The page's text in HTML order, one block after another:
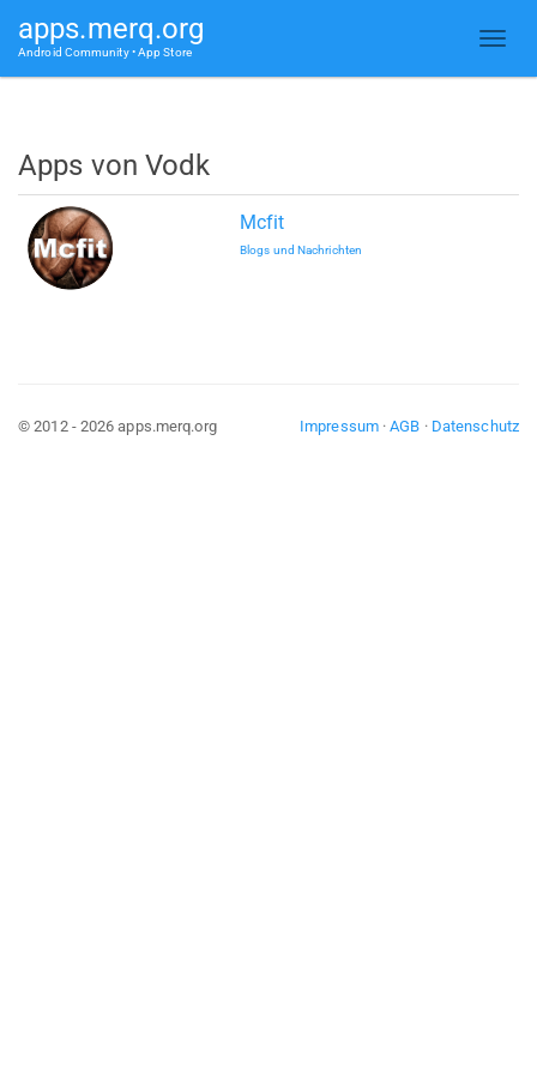
apps.merq.org
Android Community • App Store
Apps von Vodk
Mcfit
Blogs und Nachrichten
Impressum·AGB · Datenschutz
© 2012 - 2026 apps.merq.org